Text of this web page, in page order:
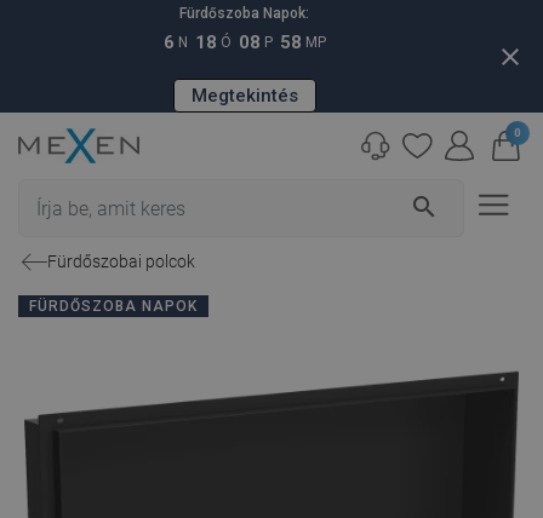
Fürdőszoba Napok:
6 N 18 Ó 08 P 57 MP
Megtekintés
close
search
0
Fürdőszobai polcok
FÜRDŐSZOBA NAPOK